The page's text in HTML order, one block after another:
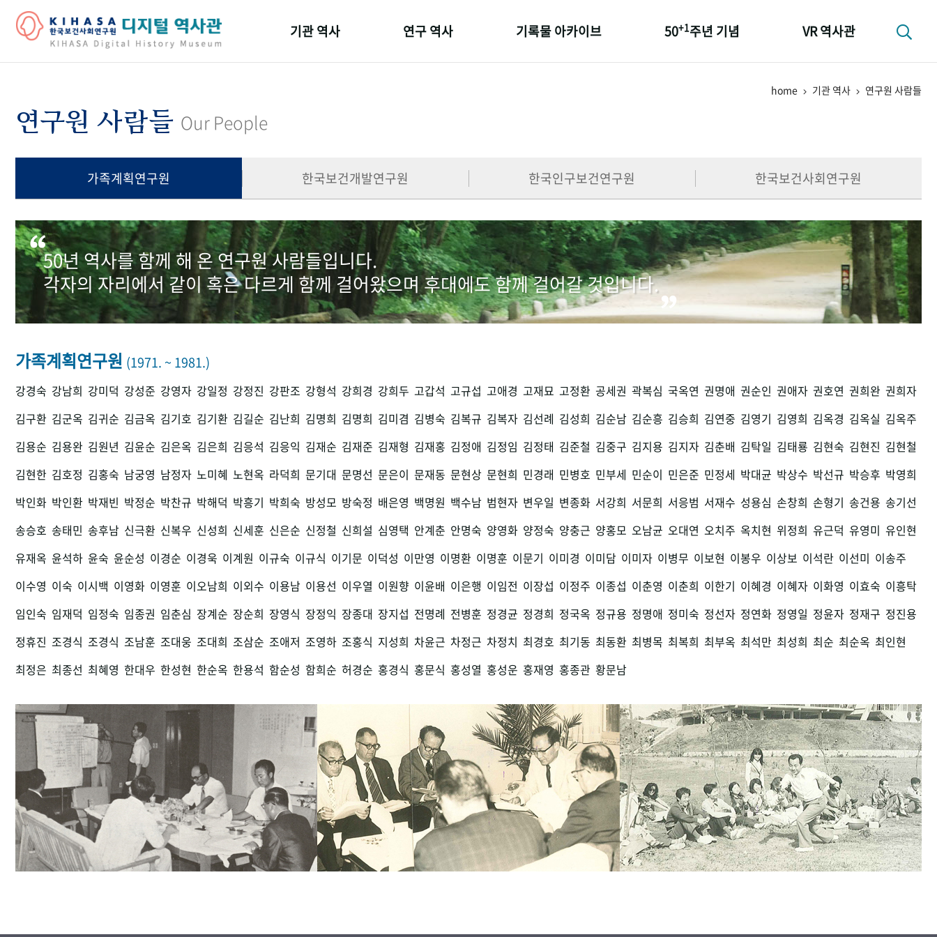
기관 역사 연구 역사 기록물 아카이브 50+1주년 기념
세계와 함께 한 KIHASA
VR 역사관
home 기관 역사 연구원 사람들
연구원 사람들 Our People
가족계획연구원 한국보건개발연구원 한국인구보건연구원 한국보건사회연구원
50년 역사를 함께 해 온 연구원 사람들입니다.
각자의 자리에서 같이 혹은 다르게 함께 걸어왔으며 후대에도 함께 걸어갈 것입니다.
가족계획연구원 (1971. ~ 1981.)
강경숙 강남희 강미덕 강성준 강영자 강일정 강정진 강판조 강형석 강희경 강희두 고갑석 고규섭 고애경 고재묘 고정환 공세권 곽복심 국옥연 권명애 권순인 권애자 권호연 권희완 권희자
김구환 김군옥 김귀순 김금옥 김기호 김기환 김길순 김난희 김명희 김명희 김미겸 김병숙 김복규 김복자 김선례 김성희 김순남 김순흥 김승희 김연중 김영기 김영희 김옥경 김옥실 김옥주
김용순 김용완 김원년 김윤순 김은옥 김은희 김응석 김응익 김재순 김재준 김재형 김재홍 김정애 김정임 김정태 김준철 김중구 김지용 김지자 김춘배 김탁일 김태룡 김현숙 김현진 김현철
김현한 김호정 김홍숙 남궁영 남정자 노미혜 노현옥 라덕희 문기대 문명선 문은이 문재동 문현상 문현희 민경래 민병호 민부세 민순이 민은준 민정세 박대균 박상수 박선규 박승후 박영희
박인화 박인환 박재빈 박정순 박찬규 박해덕 박흥기 박희숙 방성모 방숙정 배은영 백명원 백수남 범현자 변우일 변종화 서강희 서문희 서응범 서재수 성용심 손창희 손형기 송건용 송기선
송승호 송태민 송후남 신극환 신복우 신성희 신세훈 신은순 신정철 신희설 심영택 안계춘 안명숙 양영화 양정숙 양충근 양홍모 오남균 오대연 오치주 옥치현 위정희 유근덕 유영미 유인현
유재옥 윤석하 윤숙 윤순성 이경순 이경욱 이계원 이규숙 이규식 이기문 이덕성 이만영 이명환 이명훈 이문기 이미경 이미담 이미자 이병무 이보현 이봉우 이상보 이석란 이선미 이송주
이수영 이숙 이시백 이영화 이영훈 이오남희 이외수 이용남 이용선 이우열 이원향 이윤배 이은행 이임전 이장섭 이정주 이종섭 이춘영 이춘희 이한기 이혜경 이혜자 이화영 이효숙 이흥탁
임인숙 임재덕 임정숙 임종권 임춘심 장계순 장순희 장영식 장정익 장종대 장지섭 전명례 전병훈 정경균 정경희 정국옥 정규용 정명애 정미숙 정선자 정연화 정영일 정윤자 정재구 정진용
정휴진 조경식 조경식 조남훈 조대웅 조대희 조삼순 조애저 조영하 조홍식 지성희 차윤근 차정근 차정치 최경호 최기동 최동환 최병목 최복희 최부옥 최석만 최성희 최순 최순옥 최인현
최정은 최종선 최혜영 한대우 한성현 한순옥 한용석 함순성 함희순 허경순 홍경식 홍문식 홍성열 홍성운 홍재영 홍종관 황문남